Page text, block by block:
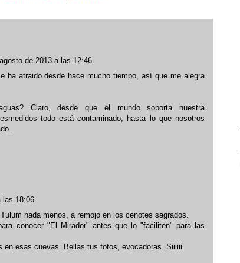
de 2013 a las 12:46
ha atraido desde hace mucho tiempo, así que me alegra
Claro, desde que el mundo soporta nuestra
todo está contaminado, hasta lo que nosotros
las 18:06
nada menos, a remojo en los cenotes sagrados.
conocer "El Mirador" antes que lo "faciliten" para las
en esas cuevas. Bellas tus fotos, evocadoras. Siiiiii.